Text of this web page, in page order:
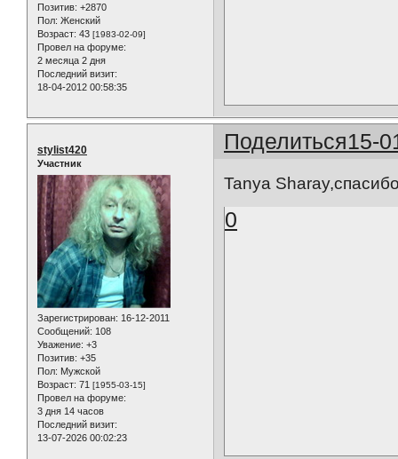
Позитив: +2870
Пол: Женский
Возраст: 43 [1983-02-09]
Провел на форуме:
2 месяца 2 дня
Последний визит:
18-04-2012 00:58:35
Поделиться15-
stylist420
Участник
Зарегистрирован: 16-12-2011
Сообщений: 108
Уважение: +3
Позитив: +35
Пол: Мужской
Возраст: 71 [1955-03-15]
Провел на форуме:
3 дня 14 часов
Последний визит:
13-07-2026 00:02:23
Tanya
0